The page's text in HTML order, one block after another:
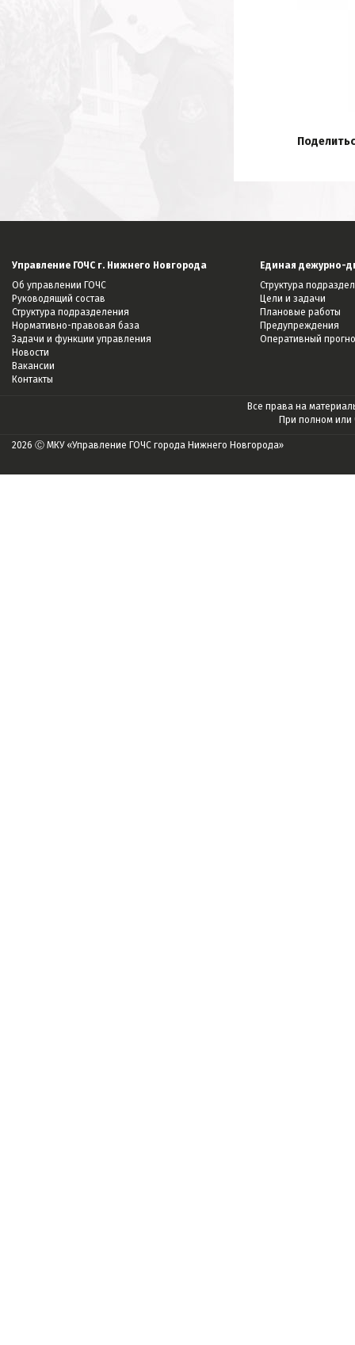
Управление ГОЧС г. Нижнего Новгорода
Об управлении ГОЧС
Руководящий состав
Структура подразделения
Нормативно-правовая база
Задачи и функции управления
Новости
Вакансии
Контакты
Единая дежурно-
Структура
Цели и задачи
Плановые работы
Предупреждения
Оперативный
Все права на
При полном или
2026 Ⓒ МКУ «Управление ГОЧС города Нижнего Новгорода»